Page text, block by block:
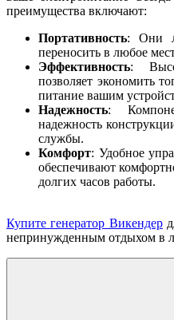
преимущества включают:
Портативность: Они
переносить в любое
Эффективность:
позволяет экономить
питание вашим
Надежность:
надежность
службы.
Комфорт: Удобное
обеспечивают
долгих часов работы.
Купите генератор Викендер
непринужденным отдыхом в